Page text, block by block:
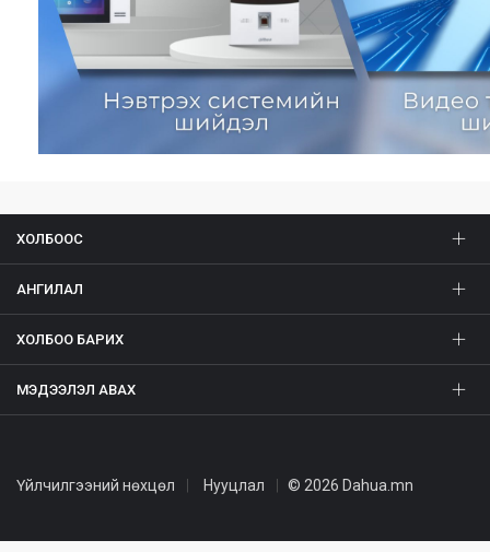
ХОЛБООС
АНГИЛАЛ
ХОЛБОО БАРИХ
МЭДЭЭЛЭЛ АВАХ
Үйлчилгээний нөхцөл Нууцлал © 2026 Dahua.mn